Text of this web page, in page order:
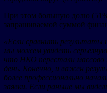
При этом большую долю
запрашиваемой суммой
«Если сравнить результаты
мы можем увидеть
что НКО перестали массово
день. Конечно, и важен
более профессионально
заявки. Если раньше мы